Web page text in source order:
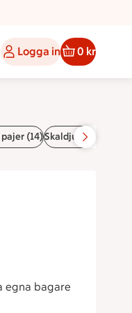
Logga in 0 kr
(14)Skaldjurslyx (2)
egna bagare